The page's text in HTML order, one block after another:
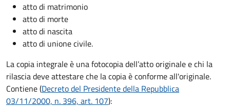
atto di matrimonio
atto di morte
atto di nascita
atto di unione civile.
La copia integrale è una fotocopia dell’atto originale e chi la
rilascia deve attestare che la copia è conforme all'originale.
Contiene (Decreto del Presidente della Repubblica
03/11/2000, n. 396, art. 107):